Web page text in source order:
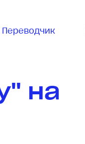
Переводчик
на